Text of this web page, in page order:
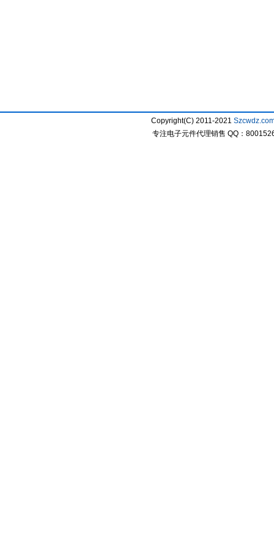
Copyright(C) 2011-2021
专注电子元件代理销售 QQ：